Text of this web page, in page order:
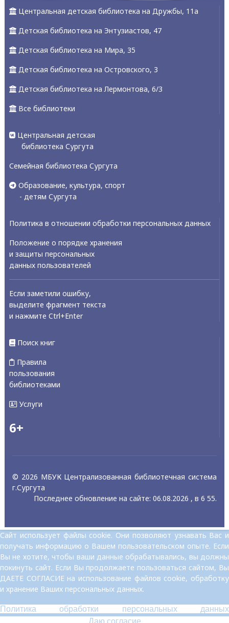
Центральная детская библиотека на Дружбы, 11а
Детская библиотека на Энтузиастов, 47
Детская библиотека на Мира, 35
Детская библиотека на Островского, 3
Детская библиотека на Лермонтова, 6/3
Все библиотеки
Центральная детская
библиотека Сургута
Семейная библиотека Сургута
Образование, культура, спорт
- детям Сургута
Политика в отношении обработки персональных данных
Положение о порядке хранения
и защиты персональных
данных пользователей
Если заметили ошибку,
выделите фрагмент текста
и нажмите Ctrl+Enter
Поиск книг
Правила
пользования
библиотеками
Услуги
6+
© 2026 МБУК Централизованная библиотечная система
г.Сургута
Последнее обновление на сайте: 06.08.2026 , в 6 55.
Сайт использует файлы cookie. Они позволяют узнавать Вас и
получать информацию о Вашем пользовательском опыте. Если
Вы не хотите, чтобы ваши данные обрабатывались, вы должны
покинуть сайт. Если Вы продолжаете пользоваться сайтом, Вы
ДАЕТЕ СОГЛАСИЕ на использование файлов cookie, обработку
и хранение Ваших персональных данных.
Политика обработки персональных данных